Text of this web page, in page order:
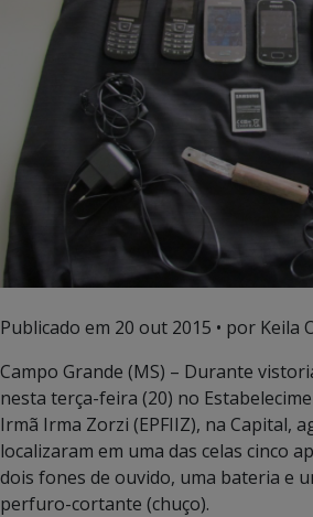
Publicado em 20 out 2015 • por Keila
Campo Grande (MS) – Durante
nesta terça-feira (20) no
Irmã Irma Zorzi (EPFIIZ), na Capital,
localizaram em uma das celas cinco
dois fones de ouvido, uma bateria e
perfuro-cortante (chuço).